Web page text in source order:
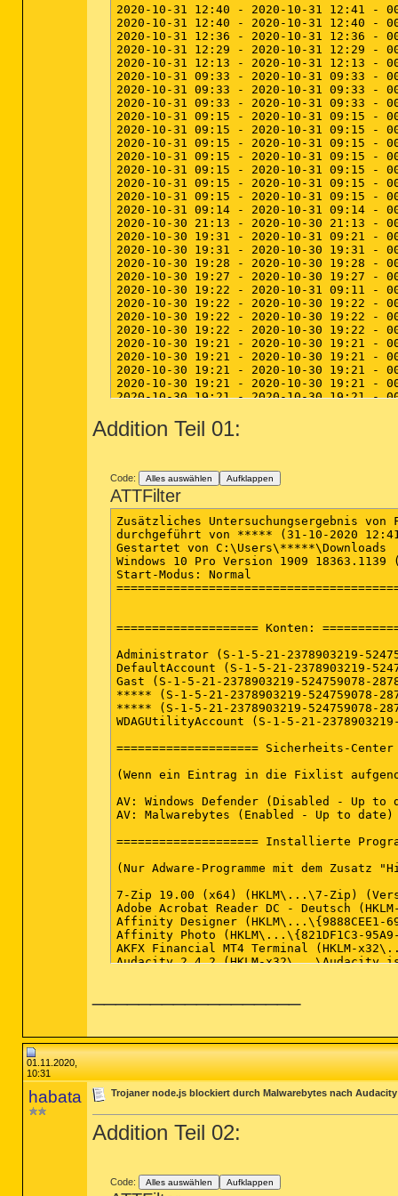
R3 MBAMProtection;
R0 MBAMSwissArmy;
Addition Teil 01:
Code: Alles auswählen Aufklappen
ATTFilter
Zusätzliches Untersuchungsergebnis von Farbar Recovery Scan Tool (x64) Version: 24-10-2020
durchgeführt von ***** (31-10-2020 12:41:28)
Gestartet von C:\Users\*****\Downloads
Windows 10 Pro Version 1909 18363.1139 (X64) (2020-03-20 16:40:46)
Start-Modus: Normal
==========================================================


==================== Konten: =============================

Administrator (S-1-5-21-2378903219-524759078-2878849166-500 - Administrator - Disabled)
DefaultAccount (S-1-5-21-2378903219-524759078-2878849166-503 - Limited - Disabled)
Gast (S-1-5-21-2378903219-524759078-2878849166-501 - Limited - Disabled)
***** (S-1-5-21-2378903219-524759078-2878849166-1004 - Administrator - Enabled) => C:\Users\*****
***** (S-1-5-21-2378903219-524759078-2878849166-1005 - Limited - Enabled) => C:\Users\*****
WDAGUtilityAccount (S-1-5-21-2378903219-524759078-2878849166-504 - Limited - Disabled)

==================== Sicherheits-Center ========================

(Wenn ein Eintrag in die Fixlist aufgenommen wird, wird er entfernt.)

AV: Windows Defender (Disabled - Up to date) {D68DDC3A-831F-4fae-9E44-DA132C1ACF46}
AV: Malwarebytes (Enabled - Up to date) {23007AD3-69FE-687C-2629-D584AFFAF72B}

==================== Installierte Programme ======================

(Nur Adware-Programme mit dem Zusatz "Hidden" können in die Fixlist aufgenommen werden, um sie sichtbar zu machen. Die Adware-Programme sollten manuell deinstalliert werden.)

7-Zip 19.00 (x64) (HKLM\...\7-Zip) (Version: 19.00 - Igor Pavlov)
Adobe Acrobat Reader DC - Deutsch (HKLM-x32\...\{AC76BA86-7AD7-1031-7B44-AC0F074E4100}) (Version: 20.012.20048 - Adobe Systems Incorporated)
Affinity Designer (HKLM\...\{9888CEE1-69DC-4FD2-900F-6D3099FE8BF6}) (Version: 1.8.5.703 - Serif (Europe) Ltd)
Affinity Photo (HKLM\...\{821DF1C3-95A9-4D9D-8EA9-02A6D999438A}) (Version: 1.8.2.620 - Serif (Europe) Ltd)
AKFX Financial MT4 Terminal (HKLM-x32\...\AKFX Financial MT4 Terminal) (Version: 4.00 - MetaQuotes Software Corp.)
Audacity 2.4.2 (HKLM-x32\...\Audacity_is1) (Version: 2.4.2 - Audacity Team)
AutoIt v3.3.14.5 (HKLM-x32\...\AutoItv3) (Version: 3.3.14.5 - AutoIt Team)
Blackmagic RAW Common Components (HKLM\...\{B5ABFF44-9702-4CA1-A7D8-DBA659709C49}) (Version: 1.7 - Blackmagic Design)
Blender (HKLM\...\{EDFAE2A8-E73B-4CD1-9648-46A7E4434BDA}) (Version: 2.82.1 - Blender Foundation)
BricsCAD V19.2.14 (x64) de_DE (HKLM\...\{EE6125A7-0E39-4733-948F-35388DFC1F93}) (Version: 19.2.14 - Bricsys)
BricsCAD V20.1.05 (x64) de_DE (HKLM\...\{8DF379E5-58A6-444B-8A72-8FA00CD33571}) (Version: 20.1.05 - Bricsys)
DaVinci Resolve (HKLM\...\{74302397-BD1E-4917-B728-A1233CDEB39A}) (Version: 16.2.0055 - Blackmagic Design)
DaVinci Resolve Keyboards (HKLM\...\{04F776FB-37A2-4116-84F2-6CF3D731999D}) (Version: 1.0.0.0 - Blackmagic Design)
DaVinci Resolve Panels (HKLM\...\{567706B7-1501-43BC-81AB-C7E306B40C73}) (Version: 1.3.2.0 - Blackmagic Design)
digiKam 7.1.0 (HKLM-x32\...\digiKam) (Version: 7.1.0 - The digiKam team)
Exact Audio Copy 1.5 (HKLM-x32\...\Exact Audio Copy) (Version: 1.5 - Andre Wiethoff)
Free Download Manager (HKU\S-1-5-21-2378903219-524759078-2878849166-1004\...\{0C1D4CF2-5575-4786-834C-B0FC977E9714}}_is1) (Version: 6.10.2.3107 - Softdeluxe)
Google Chrome (HKLM-x32\...\Google Chrome) (Version: 86.0.4240.111 - Google LLC)
Google Update Helper (HKLM-x32\...\{60EC980A-BDA2-4CB6-A427-B07A5498B4CA}) (Version: 1.3.36.31 - Google LLC) Hidden
Intel(R) Chipset Device Software (HKLM-x32\...\{4551f75f-3c54-4f09-8221-8c8a061bad00}) (Version: 10.1.18019.8144 - Intel(R) Corporation)
Intel(R) Wireless Bluetooth(R) (HKLM-x32\...\{00000030-0210-1031-84C8-B8D95FA3C8C3}) (Version: 21.30.0.5 - Intel Corporation)
kdenlive (HKLM-x32\...\kdenlive) (Version: 19.12.3 - KDE e.V.)
Malwarebytes version 4.2.2.95 (HKLM\...\{35065F43-4BB2-439A-BFF7-0F1014F2E0CD}_is1) (Version: 4.2.2.95 - Malwarebytes)
Microsoft 365 Apps for Business - de-de (HKLM\...\O365BusinessRetail - de-de) (Version: 16.0.13231.20390 - Microsoft Corporation)
Microsoft Access database engine 2010 (German) (HKLM\...\{90140000-00D1-0407-1000-0000000FF1CE}) (Version: 14.0.7015.1000 - Microsoft Corporation)
Microsoft Edge (HKLM-x32\...\Microsoft Edge) (Version: 86.0.622.56 - Microsoft Corporation)
01.11.2020,
10:31
habata Trojaner node.js blockiert durch Malwarebytes nach
Addition Teil 02:
Code: Alles auswählen Aufklappen